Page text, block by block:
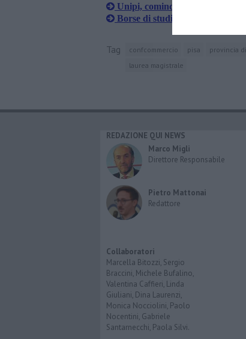
Unipi, comincia l'anno
Borse di studio per gli studenti
Tag confcommercio pisa provincia
laurea magistrale
REDAZIONE QUI NEWS
Marco Migli
Direttore Responsabile
Pietro Mattonai
Redattore
Collaboratori
Marcella Bitozzi, Sergio
Braccini, Michele Bufalino,
Valentina Caffieri, Linda
Giuliani, Dina Laurenzi,
Monica Nocciolini, Paolo
Nocentini, Gabriele
Santarnecchi, Paola Silvi.